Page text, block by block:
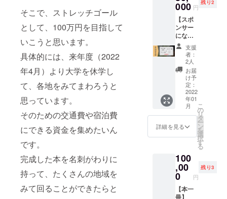
そこで、ストレッチゴール
として、100万円を目指して
いこうと思います。
具体的には、来年度（2022
年4月）より大学を休学し
て、各地をみてまわろうと
思っています。
そのための交通費や宿泊費
にできる資金を集めたいん
です。
完成した本を名刺がわりに
持って、たくさんの地域を
みて回ることができたらと
→私の
note上
で公
開・拡
散」と
いう流
れにな
りま
す。 ※
オンラ
インイ
ンタ
ビュー
のツー
時など
につき
は、後
日メー
ルにて
ご相談
させて
いただ
す。 ※
現地(ま
たは最
寄りの
駅・空
港・バ
ス停な
ど)まで
の交通
費は支
援金額
に含ま
れま
す。
単で構
わない
ので
困って
いるこ
との記
入をお
願いし
ます。
※居候の
期間は
最大で
1ヶ月を
目安に
す。 ※
悪用防
集を以
下の条
件に合
う方に
限らせ
の話、
などが
できま
す。 イ
ベント
のパネ
ラーや
ゲスト
スピー
カーの
ような
ものを
想定し
ていま
す。 ※
イベン
動系や
キャリ
ア形成
系など
の分野
募集し
ま
す！！
また、
完成し
た本を5
冊お届
けしま
すの
で、ぜ
ひご自
身の宣
伝活動
にもご
使用く
ださ
ける場
合、本
にクレ
ジット
を掲載
000 円
残り2
【スポ
ンサー
になる
権利】
【本10
冊】 地
域の活
動に興
味を
持って
いる人
向けに
宣伝活
動をし
たい方
に、ぜ
本のス
ポン
サーに
なって
いただ
きたい
支援
者：
2人
お届
け予
定：
2022
年01
月
詳細を見る
こ
の
リ
タ
ー
ン
を
選
択
す
る
100
,00
0 円
残り3
【本一
冊】